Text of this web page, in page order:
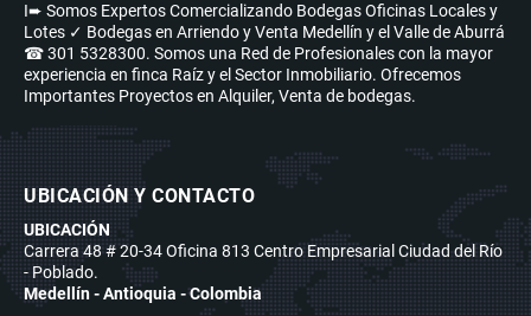
I➨ Somos Expertos Comercializando Bodegas Oficinas Locales y
Lotes ✓ Bodegas en Arriendo y Venta Medellín y el Valle de Aburrá
☎ 301 5328300. Somos una Red de Profesionales con la mayor
experiencia en finca Raíz y el Sector Inmobiliario. Ofrecemos
Importantes Proyectos en Alquiler, Venta de bodegas.
UBICACIÓN Y CONTACTO
UBICACIÓN
Carrera 48 # 20-34 Oficina 813 Centro Empresarial Ciudad del Río
- Poblado.
Medellín - Antioquia - Colombia